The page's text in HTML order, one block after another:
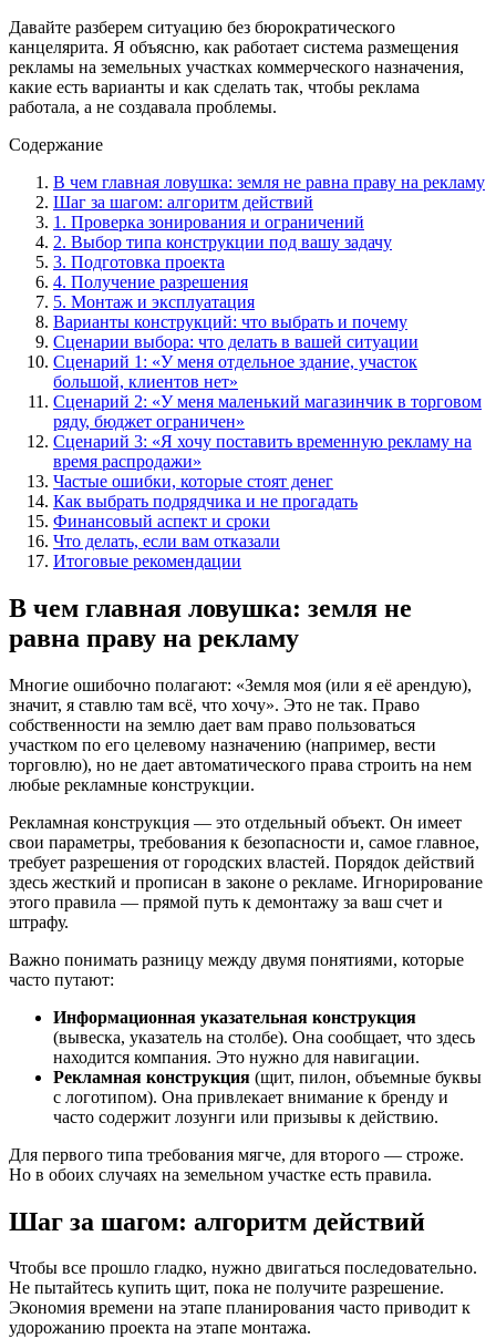
Давайте разберем ситуацию без бюрократического
канцелярита. Я объясню, как работает система размещения
рекламы на земельных участках коммерческого назначения,
какие есть варианты и как сделать так, чтобы реклама
работала, а не создавала проблемы.
Содержание
В чем главная ловушка: земля не равна праву на рекламу
Шаг за шагом: алгоритм действий
1. Проверка зонирования и ограничений
2. Выбор типа конструкции под вашу задачу
3. Подготовка проекта
4. Получение разрешения
5. Монтаж и эксплуатация
Варианты конструкций: что выбрать и почему
Сценарии выбора: что делать в вашей ситуации
Сценарий 1: «У меня отдельное здание, участок
большой, клиентов нет»
Сценарий 2: «У меня маленький магазинчик в торговом
ряду, бюджет ограничен»
Сценарий 3: «Я хочу поставить временную рекламу на
время распродажи»
Частые ошибки, которые стоят денег
Как выбрать подрядчика и не прогадать
Финансовый аспект и сроки
Что делать, если вам отказали
Итоговые рекомендации
В чем главная ловушка: земля не
равна праву на рекламу
Многие ошибочно полагают: «Земля моя (или я её арендую),
значит, я ставлю там всё, что хочу». Это не так. Право
собственности на землю дает вам право пользоваться
участком по его целевому назначению (например, вести
торговлю), но не дает автоматического права строить на нем
любые рекламные конструкции.
Рекламная конструкция — это отдельный объект. Он имеет
свои параметры, требования к безопасности и, самое главное,
требует разрешения от городских властей. Порядок действий
здесь жесткий и прописан в законе о рекламе. Игнорирование
этого правила — прямой путь к демонтажу за ваш счет и
штрафу.
Важно понимать разницу между двумя понятиями, которые
часто путают:
Информационная указательная конструкция
(вывеска, указатель на столбе). Она сообщает, что здесь
находится компания. Это нужно для навигации.
Рекламная конструкция (щит, пилон, объемные буквы
с логотипом). Она привлекает внимание к бренду и
часто содержит лозунги или призывы к действию.
Для первого типа требования мягче, для второго — строже.
Но в обоих случаях на земельном участке есть правила.
Шаг за шагом: алгоритм действий
Чтобы все прошло гладко, нужно двигаться последовательно.
Не пытайтесь купить щит, пока не получите разрешение.
Экономия времени на этапе планирования часто приводит к
удорожанию проекта на этапе монтажа.